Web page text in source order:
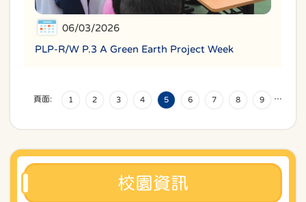
06/03/2026
PLP-R/W P.3 A Green Earth Project Week
頁面: 1 2 3 4 5 6 7 8 9 …
校園資訊